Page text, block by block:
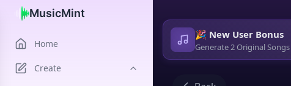
MusicMint
Home
Create
🎉 New User Bonus
Generate 2 Original Songs